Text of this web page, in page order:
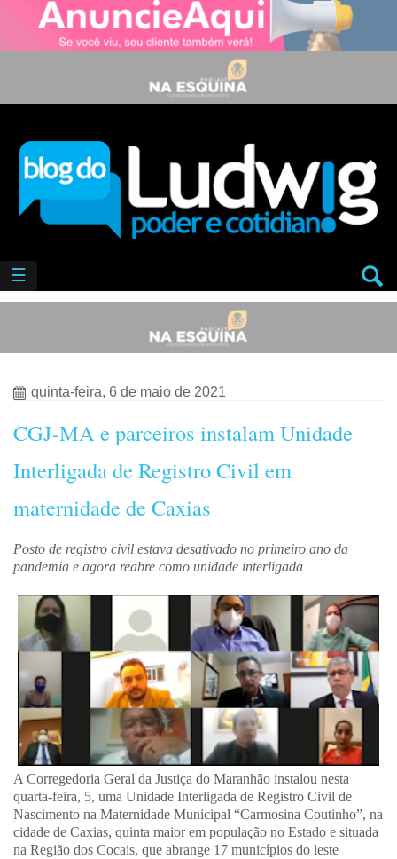
☰
quinta-feira, 6 de maio de 2021
CGJ-MA e parceiros instalam Unidade
Interligada de Registro Civil em
maternidade de Caxias
Posto de registro civil estava desativado no primeiro ano da
pandemia e agora reabre como unidade interligada
A Corregedoria Geral da Justiça do Maranhão instalou nesta
quarta-feira, 5, uma Unidade Interligada de Registro Civil de
Nascimento na Maternidade Municipal “Carmosina Coutinho”, na
cidade de Caxias, quinta maior em população no Estado e situada
na Região dos Cocais, que abrange 17 municípios do leste